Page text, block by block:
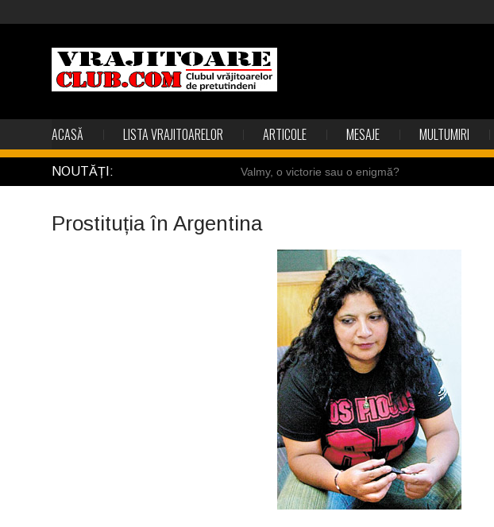
ACASĂ LISTA VRAJITOARELOR ARTICOLE MESAJE MULTUMIRI
NOUTĂȚI: Valmy, o victorie sau o enigmă?
Gest din disperare în India
Uimitoarea viaţă a Teresei Neumann
Îngerii salvează oamenii de la accidente
Prostituția în Argentina